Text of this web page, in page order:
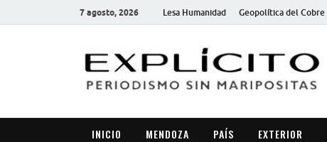
7 agosto, 2026 Lesa Humanidad Geopolítica del Cobre
INICIO MENDOZA PAÍS EXTERIOR